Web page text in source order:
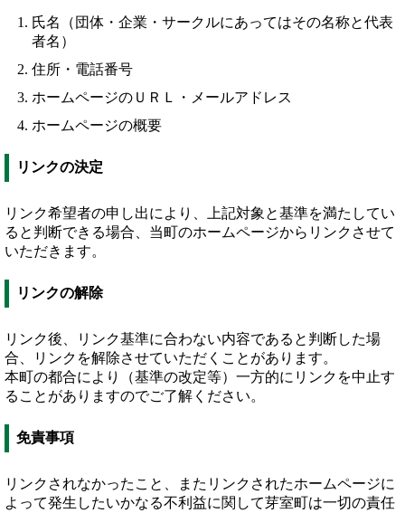
氏名（団体・企業・サークルにあってはその名称と代表
者名）
住所・電話番号
ホームページのＵＲＬ・メールアドレス
ホームページの概要
リンクの決定
リンク希望者の申し出により、上記対象と基準を満たしてい
ると判断できる場合、当町のホームページからリンクさせて
いただきます。
リンクの解除
リンク後、リンク基準に合わない内容であると判断した場
合、リンクを解除させていただくことがあります。
本町の都合により（基準の改定等）一方的にリンクを中止す
ることがありますのでご了解ください。
免責事項
リンクされなかったこと、またリンクされたホームページに
よって発生したいかなる不利益に関して芽室町は一切の責任